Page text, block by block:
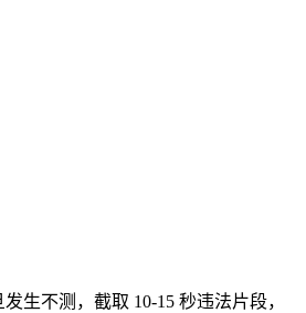
不测，截取 10-15 秒违法片段，